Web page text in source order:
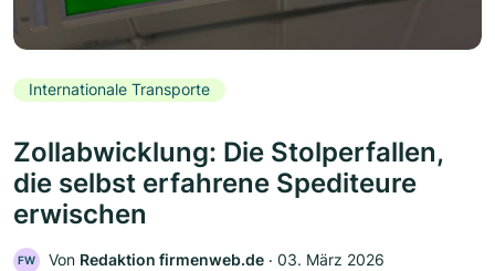
Internationale Transporte
Zollabwicklung: Die Stolperfallen,
die selbst erfahrene Spediteure
erwischen
FW Von Redaktion firmenweb.de ‧ 03. März 2026